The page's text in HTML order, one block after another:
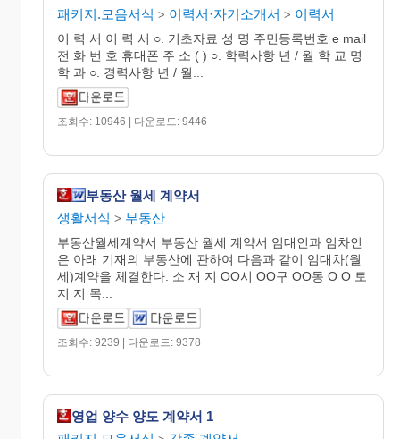
패키지.모음서식 > 이력서·자기소개서 > 이력서
이 력 서 이 력 서 ○. 기초자료 성 명 주민등록번호 e mail
전 화 번 호 휴대폰 주 소 ( ) ○. 학력사항 년 / 월 학 교 명
학 과 ○. 경력사항 년 / 월...
조회수: 10946 | 다운로드: 9446
부동산 월세 계약서
생활서식 > 부동산
부동산월세계약서 부동산 월세 계약서 임대인과 임차인
은 아래 기재의 부동산에 관하여 다음과 같이 임대차(월
세)계약을 체결한다. 소 재 지 OO시 OO구 OO동 O O 토
지 지 목...
조회수: 9239 | 다운로드: 9378
영업 양수 양도 계약서 1